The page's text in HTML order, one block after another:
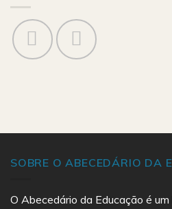
SOBRE O ABECEDÁRIO DA
O Abecedário da Educação é